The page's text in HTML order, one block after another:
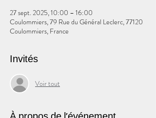
27 sept. 2025, 10:00 – 16:00
Coulommiers, 79 Rue du Général Leclerc, 77120
Coulommiers, France
Invités
Voir tout